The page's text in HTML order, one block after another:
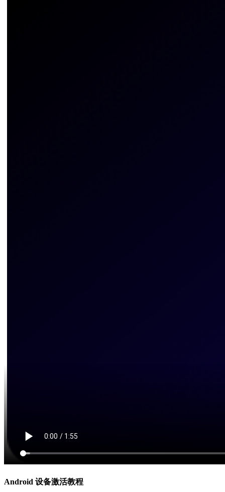
Android 设备激活教程